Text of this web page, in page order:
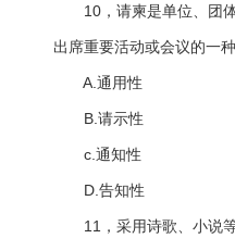
10，请柬是单位、团体
出席重要活动或会议的一
A.通用性
B.请示性
c.通知性
D.告知性
11，采用诗歌、小说等